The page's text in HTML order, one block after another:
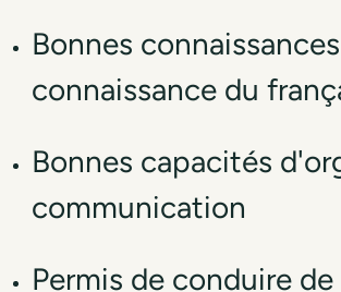
Bonnes
connaissance du
Bonnes capacités
communication
Permis de conduire de